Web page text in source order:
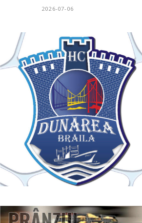
2026-07-06